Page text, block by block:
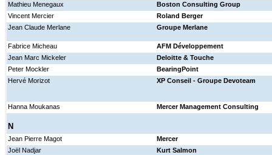
Mathieu Menegaux
Boston Consulting Group
Vincent Mercier
Roland Berger
Jean Claude Merlane
Groupe Merlane
Fabrice Micheau
AFM Développement
Jean Marc Mickeler
Deloitte & Touche
Peter Mockler
BearingPoint
Hervé Morizot
XP Conseil - Groupe Devoteam
Hanna Moukanas Mercer Management Consulting
N
Jean Pierre Magot
Mercer
Joël Nadjar
Kurt Salmon